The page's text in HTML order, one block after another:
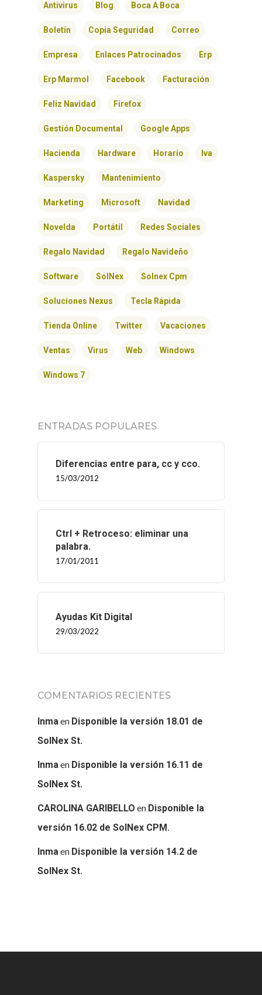
Antivirus Blog Boca A Boca
Boletín Copia Seguridad Correo
Empresa Enlaces Patrocinados Erp
Erp Marmol Facebook Facturación
Feliz Navidad Firefox
Gestión Documental Google Apps
Hacienda Hardware Horario Iva
Kaspersky Mantenimiento
Marketing Microsoft Navidad
Novelda Portátil Redes Sociales
Regalo Navidad Regalo Navideño
Software SolNex Solnex Cpm
Soluciones Nexus Tecla Rápida
Tienda Online Twitter Vacaciones
Ventas Virus Web Windows
Windows 7
ENTRADAS POPULARES
Diferencias entre para, cc y cco.
15/03/2012
Ctrl + Retroceso: eliminar una
palabra.
17/01/2011
Ayudas Kit Digital
29/03/2022
COMENTARIOS RECIENTES
Inmaen Disponible la versión 18.01 de
SolNex St.
Inmaen Disponible la versión 16.11 de
SolNex St.
CAROLINA GARIBELLO en Disponible la
versión 16.02 de SolNex CPM.
Inmaen Disponible la versión 14.2 de
SolNex St.
SOLNEX
BLOG
CONTACTO